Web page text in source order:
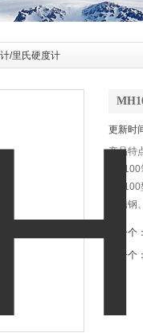
/里氏硬度计
更新时
产品特
不锈
纯铜
上一个：
下一个：